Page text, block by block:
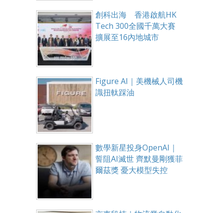
創科出海 香港啟航HK
Tech 300全國千萬大賽
擴展至16內地城市
Figure AI｜美機械人司機
識扭軚踩油
數學新星投身OpenAI｜
誓阻AI滅世 齊默曼剛獲菲
爾茲獎 憂大模型失控